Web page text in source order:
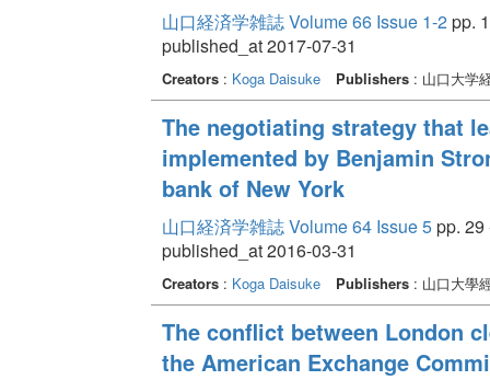
山口経済学雑誌 Volume 66 Issue 1-2pp.
published_at 2017-07-31
Creators: Koga Daisuke Publishers: 山口大学
The negotiating strategy that
implemented by Benjamin
bank of New York
山口経済学雑誌 Volume 64 Issue 5pp. 29
published_at 2016-03-31
Creators: Koga Daisuke Publishers: 山口大學
The conflict between London
the American Exchange